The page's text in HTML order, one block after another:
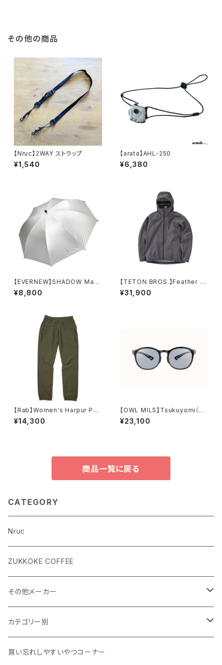
その他の商品
【Nruc】2WAY ストラップ
¥1,540
【arata】AHL-250
¥6,380
【EVERNEW】SHADOW Mast
er 70
¥8,800
【TETON BROS.】Feather Ra
in Jacket
¥31,900
【Rab】Women's Harpur Pan
ts
¥14,300
【OWL MILS】Tsukuyomi（R
D-003）
¥23,100
商品一覧に戻る
CATEGORY
Nruc
ZUKKOKE COFFEE
その他メーカー
ACLIMA
atelierBluebottle
カテゴリー別
Unisex ウェア
買い忘れしやすいやつコーナー